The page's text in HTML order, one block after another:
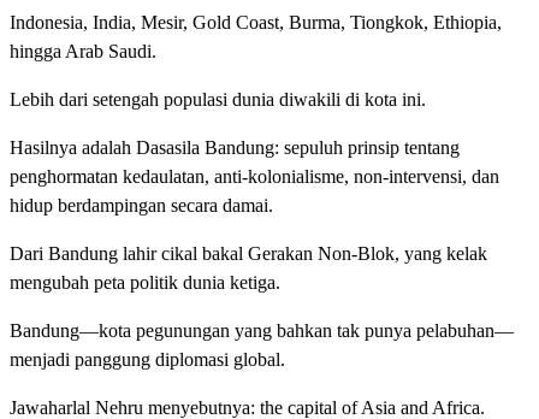
Indonesia, India, Mesir, Gold Coast, Burma, Tiongkok, Ethiopia,
hingga Arab Saudi.
Lebih dari setengah populasi dunia diwakili di kota ini.
Hasilnya adalah Dasasila Bandung: sepuluh prinsip tentang
penghormatan kedaulatan, anti-kolonialisme, non-intervensi, dan
hidup berdampingan secara damai.
Dari Bandung lahir cikal bakal Gerakan Non-Blok, yang kelak
mengubah peta politik dunia ketiga.
Bandung—kota pegunungan yang bahkan tak punya pelabuhan—
menjadi panggung diplomasi global.
Jawaharlal Nehru menyebutnya: the capital of Asia and Africa.